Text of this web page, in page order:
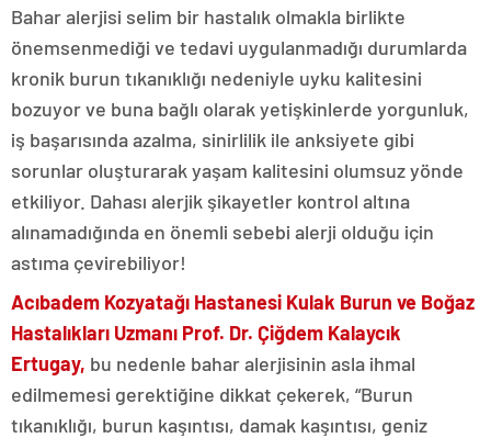
Bahar alerjisi selim bir hastalık olmakla birlikte
önemsenmediği ve tedavi uygulanmadığı durumlarda
kronik burun tıkanıklığı nedeniyle uyku kalitesini
bozuyor ve buna bağlı olarak yetişkinlerde yorgunluk,
iş başarısında azalma, sinirlilik ile anksiyete gibi
sorunlar oluşturarak yaşam kalitesini olumsuz yönde
etkiliyor. Dahası alerjik şikayetler kontrol altına
alınamadığında en önemli sebebi alerji olduğu için
astıma çevirebiliyor!
Acıbadem Kozyatağı Hastanesi Kulak Burun ve Boğaz
Hastalıkları Uzmanı Prof. Dr. Çiğdem Kalaycık
Ertugay, bu nedenle bahar alerjisinin asla ihmal
edilmemesi gerektiğine dikkat çekerek, “Burun
tıkanıklığı, burun kaşıntısı, damak kaşıntısı, geniz